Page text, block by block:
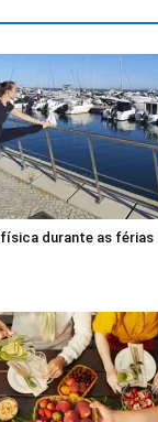
durante as férias